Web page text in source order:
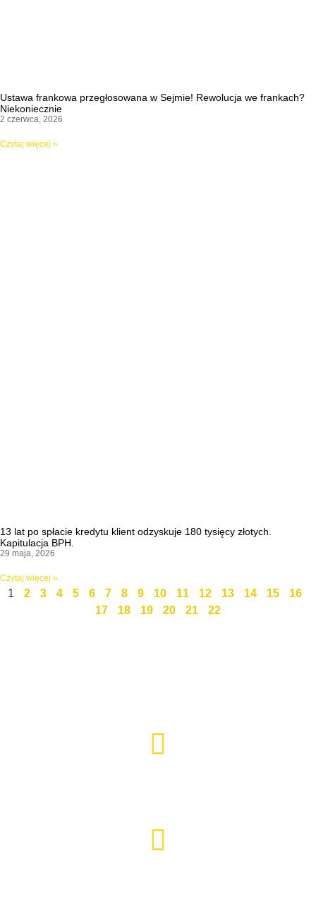
Ustawa frankowa przegłosowana w Sejmie! Rewolucja we frankach?
Niekoniecznie
2 czerwca, 2026
Czytaj więcej »
13 lat po spłacie kredytu klient odzyskuje 180 tysięcy złotych.
Kapitulacja BPH.
29 maja, 2026
Czytaj więcej »
1 2 3 4 5 6 7 8 9 10 11 12 13 14 15
16
17
18 19 20 21 22